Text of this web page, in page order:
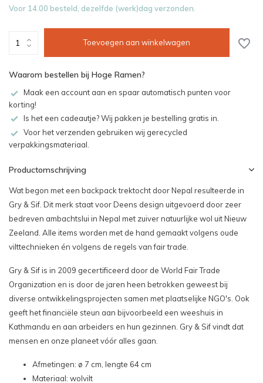
Voor 14.00 besteld, dezelfde (werk)dag verzonden.
Toevoegen aan winkelwagen
Waarom bestellen bij Hoge Ramen?
Maak een account aan en spaar automatisch punten voor
korting!
Is het een cadeautje? Wij pakken je bestelling gratis in.
Voor het verzenden gebruiken wij gerecycled
verpakkingsmateriaal.
Productomschrijving
Wat begon met een backpack trektocht door Nepal resulteerde in
Gry & Sif. Dit merk staat voor Deens design uitgevoerd door zeer
bedreven ambachtslui in Nepal met zuiver natuurlijke wol uit Nieuw
Zeeland. Alle items worden met de hand gemaakt volgens oude
vilttechnieken én volgens de regels van fair trade.
Gry & Sif is in 2009 gecertificeerd door de World Fair Trade
Organization en is door de jaren heen betrokken geweest bij
diverse ontwikkelingsprojecten samen met plaatselijke NGO's. Ook
geeft het financiële steun aan bijvoorbeeld een weeshuis in
Kathmandu en aan arbeiders en hun gezinnen. Gry & Sif vindt dat
mensen en onze planeet vóór alles gaan.
Afmetingen: ø 7 cm, lengte 64 cm
Materiaal: wolvilt